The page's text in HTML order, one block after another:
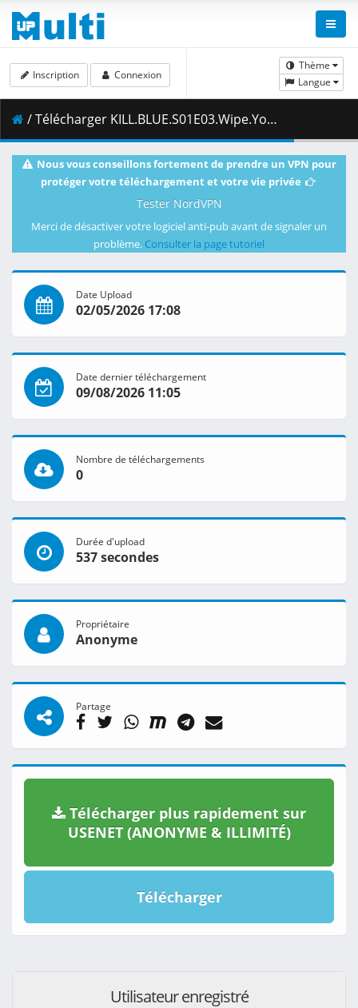
Thème
Langue
Inscription Connexion
/ Télécharger KILL.BLUE.S01E03.Wipe.Your.Own.Butt.1080p.CR.WEB-DL.DUAL.AAC2.0.H.264-VARYG.mkv.001 ( 479.21 MB )
Nous vous conseillons fortement de prendre un VPN pour
protéger votre téléchargement et votre vie privée
Tester NordVPN
Merci de désactiver votre logiciel anti-pub avant de signaler un
problème. Consulter la page tutoriel
Date Upload
02/05/2026 17:08
Date dernier téléchargement
09/08/2026 11:05
Nombre de téléchargements
0
Durée d'upload
537 secondes
Propriétaire
Anonyme
Partage
Télécharger plus rapidement sur
USENET (ANONYME & ILLIMITÉ)
Télécharger
Utilisateur enregistré